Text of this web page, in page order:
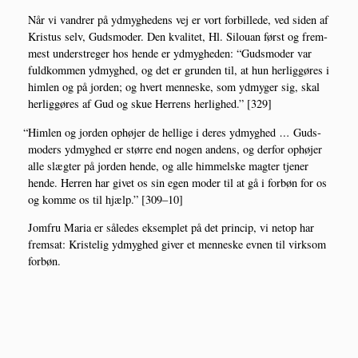
Når vi van­drer på ydmyg­he­dens vej er vort for­bil­le­de, ved siden af
Kristus selv, Guds­mo­der. Den kva­li­tet, Hl. Silou­an først og frem­
mest under­stre­ger hos hen­de er ydmyg­he­den: “Guds­mo­der var
fuld­kom­men ydmyg­hed, og det er grun­den til, at hun her­lig­gø­res i
him­len og på jor­den; og hvert men­ne­ske, som ydmy­ger sig, skal
her­lig­gø­res af Gud og skue Her­rens her­lig­hed.” [329]
“Him­len og jor­den ophø­jer de hel­li­ge i deres ydmyg­hed …Guds­
mo­ders ydmyg­hed er stør­re end nogen andens, og der­for ophø­jer
alle slæg­ter på jor­den hen­de, og alle him­mel­ske mag­ter tje­ner
hen­de. Her­ren har givet os sin egen moder til at gå i for­bøn for os
og kom­me os til hjælp.” [309–10]
Jom­fru Maria er såle­des eksemp­let på det prin­cip, vi net­op har
frem­sat: Kri­ste­lig ydmyg­hed giver et men­ne­ske evnen til virk­som
forbøn.